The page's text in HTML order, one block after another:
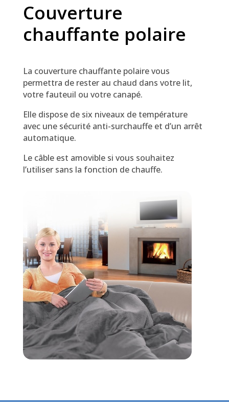
Couverture
chauffante polaire
La couverture chauffante polaire vous
permettra de rester au chaud dans votre lit,
votre fauteuil ou votre canapé.
Elle dispose de six niveaux de température
avec une sécurité anti-surchauffe et d’un arrêt
automatique.
Le câble est amovible si vous souhaitez
l’utiliser sans la fonction de chauffe.